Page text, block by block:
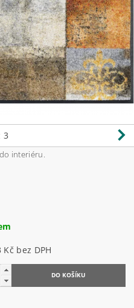
3
interiéru.
900,83 Kč bez DPH